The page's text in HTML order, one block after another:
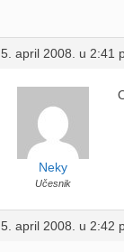
5. april 2008. u 2:41
Neky
Učesnik
5. april 2008. u 2:42